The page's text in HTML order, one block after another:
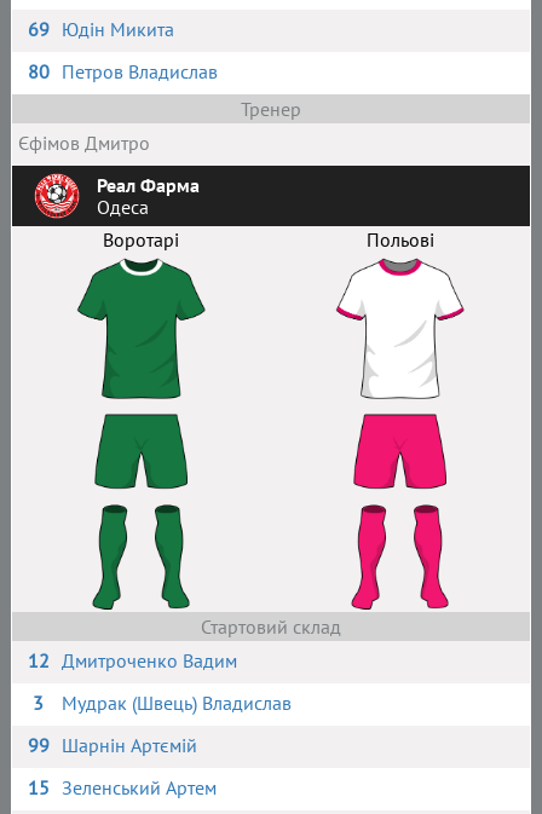
69 Юдін Микита
80 Петров Владислав
Тренер
Єфімов Дмитро
Реал Фарма
Одеса
Воротарі
Польові
Стартовий склад
12 Дмитроченко Вадим
3
Мудрак (Швець) Владислав
99 Шарнін Артємій
15 Зеленський Артем